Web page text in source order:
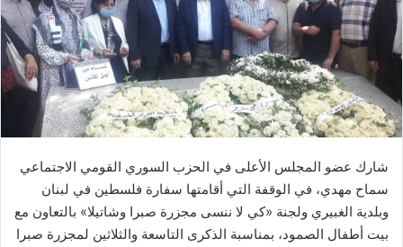
شارك عضو المجلس الأعلى في الحزب السوري القومي الاجتماعي
سماح مهدي، في الوقفة التي أقامتها سفارة فلسطين في لبنان
وبلدية الغبيري ولجنة «كي لا ننسى مجزرة صبرا وشاتيلا» بالتعاون مع
بيت أطفال الصمود، بمناسبة الذكرى التاسعة والثلاثين لمجزرة صبرا